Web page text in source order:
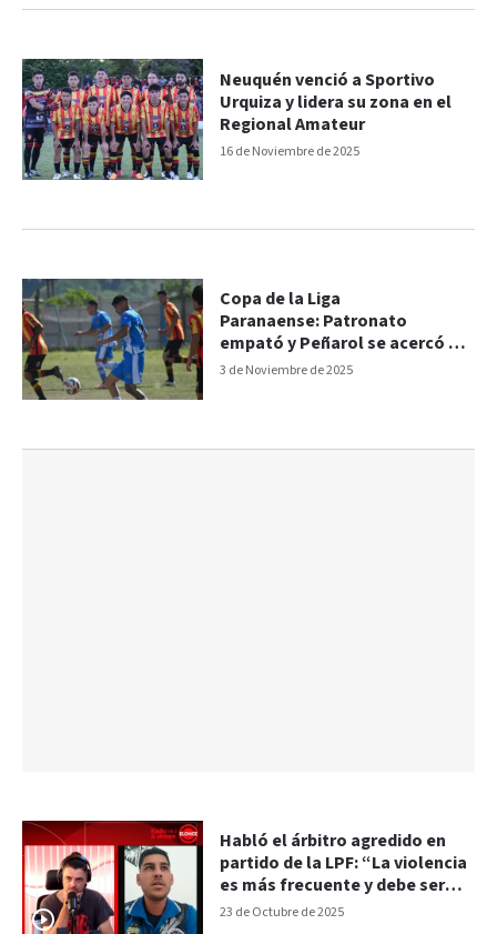
16 de Noviembre de 2025
Neuquén venció a Sportivo
Urquiza y lidera su zona en el
Regional Amateur
3 de Noviembre de 2025
Copa de la Liga
Paranaense: Patronato
empató y Peñarol se acercó en
la cima
23 de Octubre de 2025
Habló el árbitro agredido en
partido de la LPF: “La violencia
es más frecuente y debe ser
erradicada”